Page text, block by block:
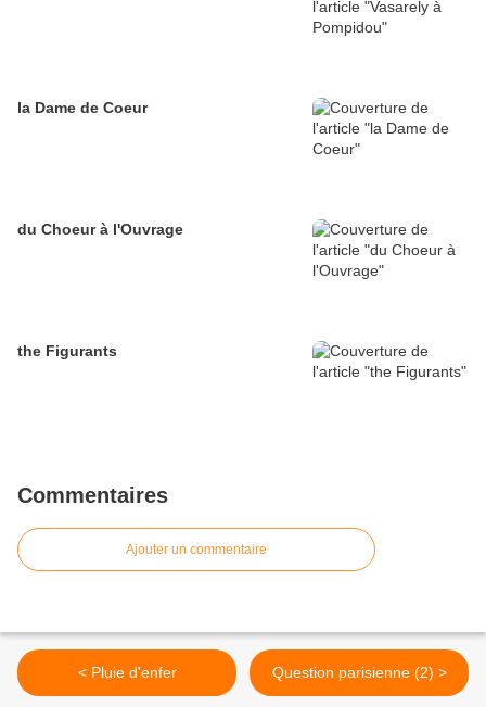
la Dame de Coeur
du Choeur à l'Ouvrage
the Figurants
Commentaires
Ajouter un commentaire
< Pluie d'enfer Question parisienne (2) >